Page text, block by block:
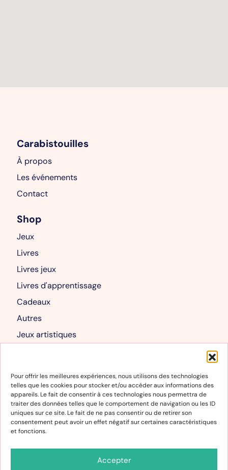
Pour offrir les meilleures expériences, nous utilisons des technologies
telles que les cookies pour stocker et/ou accéder aux informations des
appareils. Le fait de consentir à ces technologies nous permettra de
traiter des données telles que le comportement de navigation ou les ID
uniques sur ce site. Le fait de ne pas consentir ou de retirer son
consentement peut avoir un effet négatif sur certaines caractéristiques
et fonctions.
Accepter
Carabistouilles
À propos
Les événements
Contact
Shop
Jeux
Livres
Livres jeux
Livres d'apprentissage
Cadeaux
Autres
Jeux artistiques
Mon compte
Mon compte
Panier
Informations